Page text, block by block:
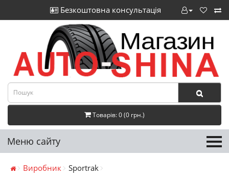
Безкоштовна консультація
Товарів: 0 (0 грн.)
Меню сайту
Виробник Sportrak